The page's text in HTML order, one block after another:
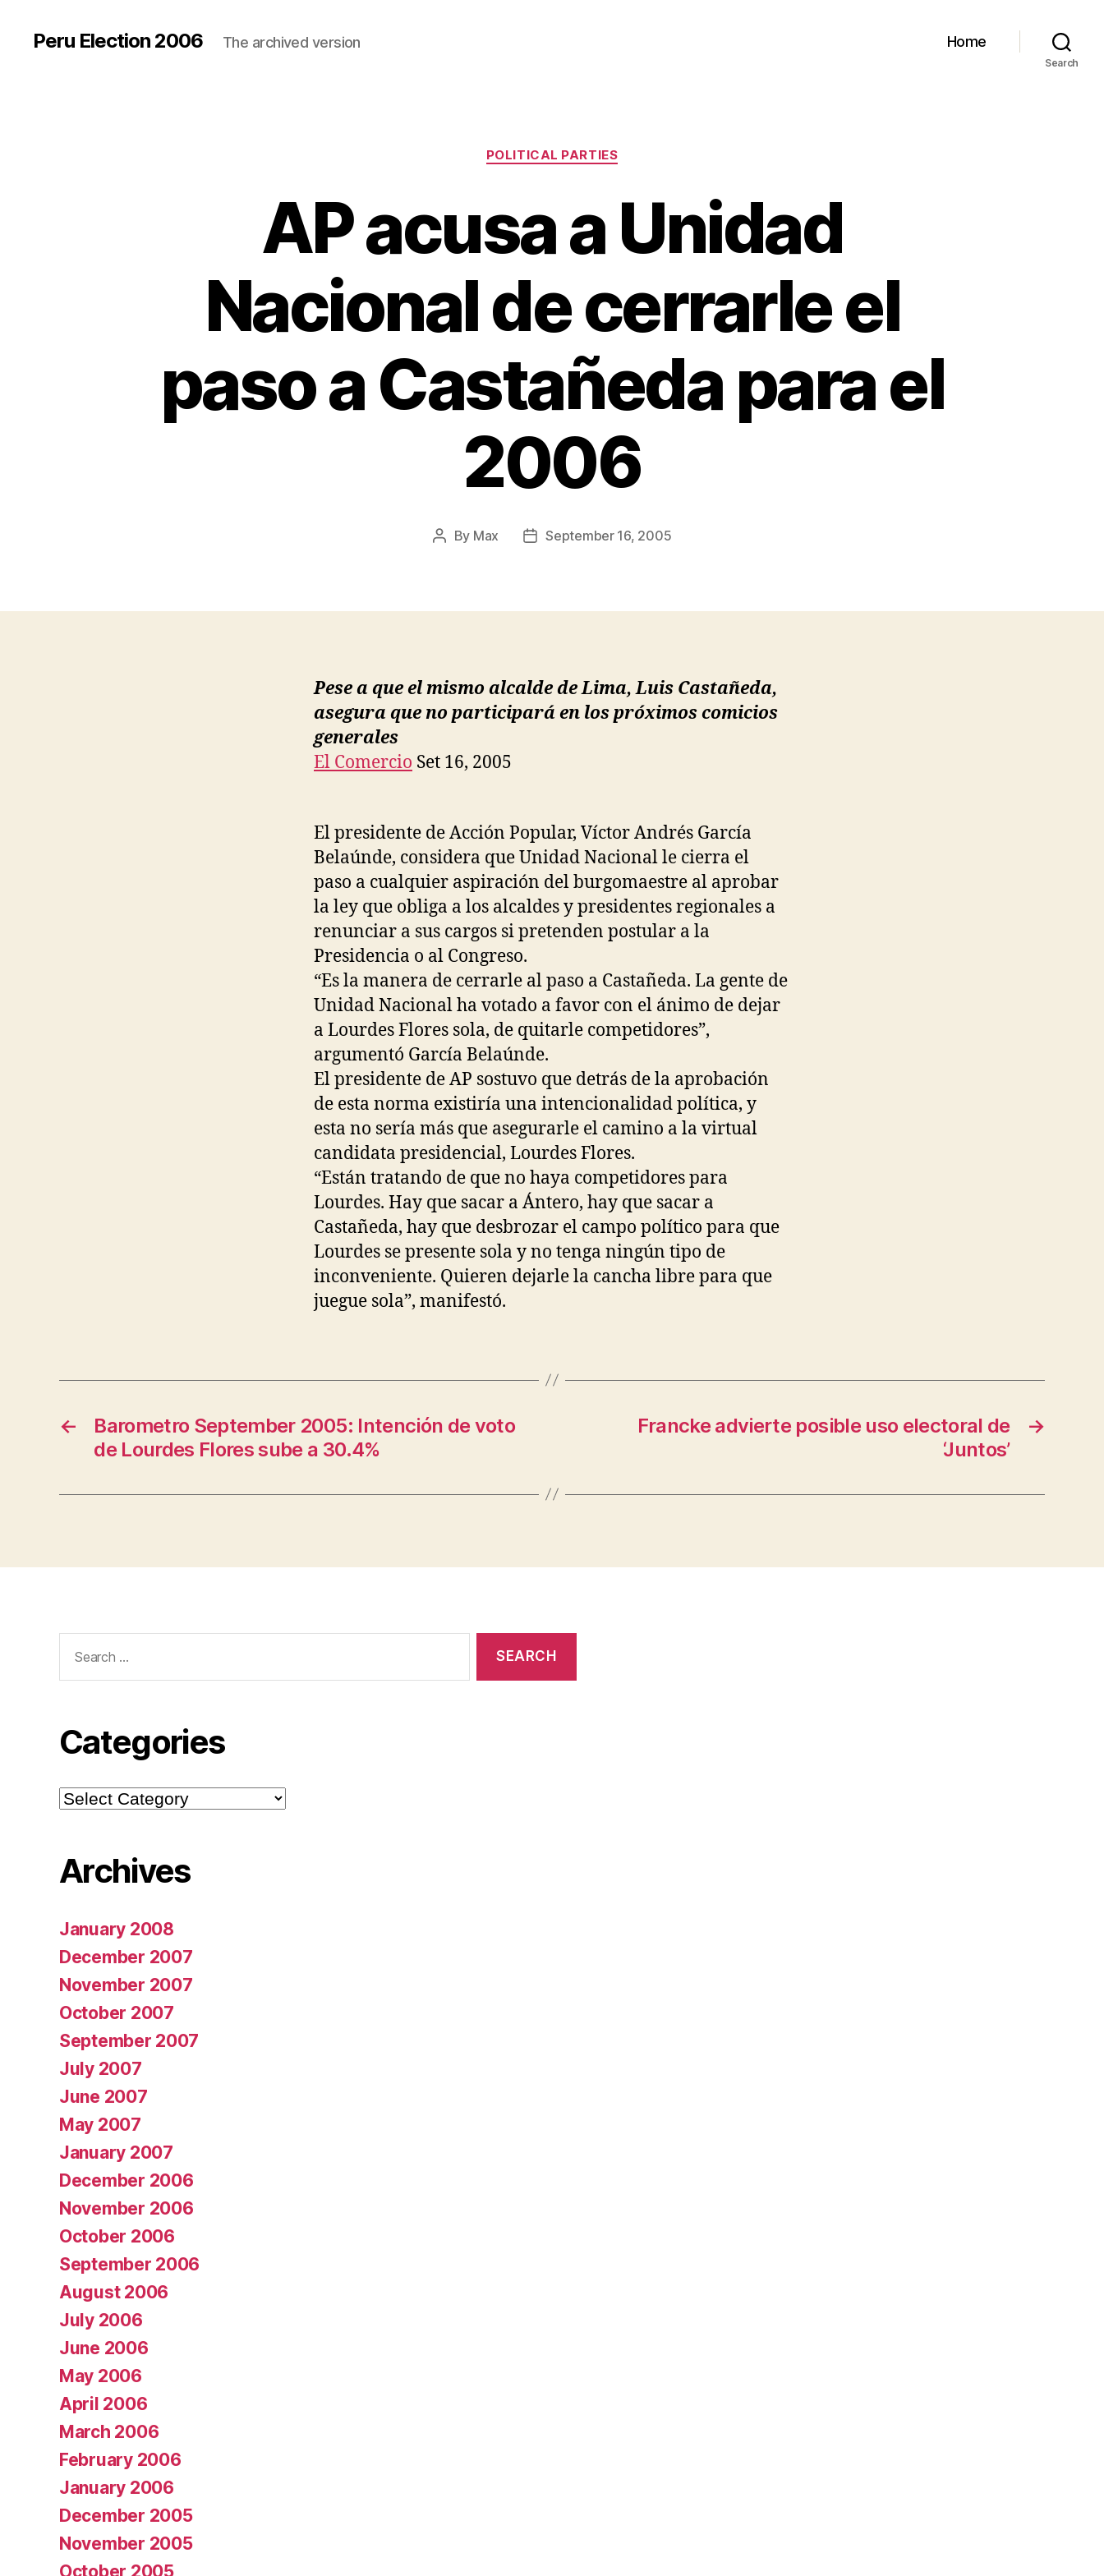
Peru Election 2006 The archived version Home
Search
Categories
POLITICAL PARTIES
AP acusa a Unidad
Nacional de cerrarle el
paso a Castañeda para el
2006
Post
By Max
PostSeptember 16, 2005
Pese a que el mismo alcalde de Lima, Luis Castañeda,
asegura que no participará en los próximos comicios
generales
El Comercio Set 16, 2005
El presidente de Acción Popular, Víctor Andrés García
Belaúnde, considera que Unidad Nacional le cierra el
paso a cualquier aspiración del burgomaestre al aprobar
la ley que obliga a los alcaldes y presidentes regionales a
renunciar a sus cargos si pretenden postular a la
Presidencia o al Congreso.
“Es la manera de cerrarle al paso a Castañeda. La gente de
Unidad Nacional ha votado a favor con el ánimo de dejar
a Lourdes Flores sola, de quitarle competidores”,
argumentó García Belaúnde.
El presidente de AP sostuvo que detrás de la aprobación
de esta norma existiría una intencionalidad política, y
esta no sería más que asegurarle el camino a la virtual
candidata presidencial, Lourdes Flores.
“Están tratando de que no haya competidores para
Lourdes. Hay que sacar a Ántero, hay que sacar a
Castañeda, hay que desbrozar el campo político para que
Lourdes se presente sola y no tenga ningún tipo de
inconveniente. Quieren dejarle la cancha libre para que
juegue sola”, manifestó.
←
Barometro September 2005: Intención de voto
de Lourdes Flores sube a 30.4%
→
Francke advierte posible uso electoral de
‘Juntos’
for:
Categories
Categories
Archives
January 2008
December 2007
November 2007
October 2007
September 2007
July 2007
June 2007
May 2007
January 2007
December 2006
November 2006
October 2006
September 2006
August 2006
July 2006
June 2006
May 2006
April 2006
March 2006
February 2006
January 2006
December 2005
November 2005
October 2005